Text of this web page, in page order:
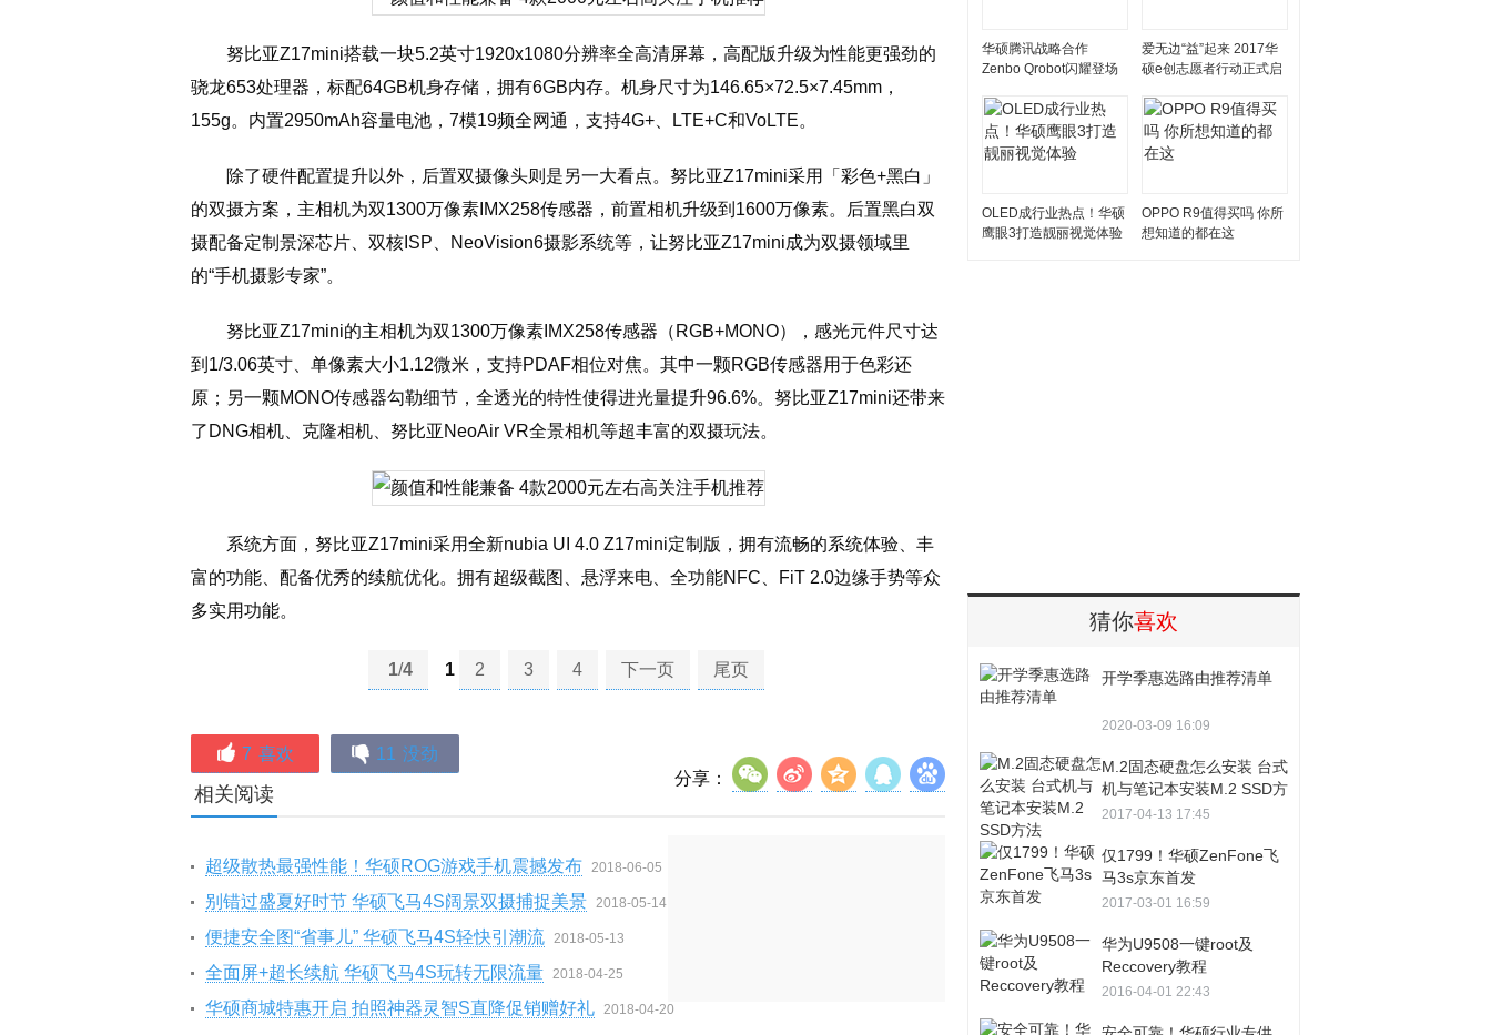
努比亚Z17mini搭载一块5.2英寸1920x1080分辨率全高清屏幕，高配版升级为性能更强劲的
骁龙653处理器，标配64GB机身存储，拥有6GB内存。机身尺寸为146.65×72.5×7.45mm，
155g。内置2950mAh容量电池，7模19频全网通，支持4G+、LTE+C和VoLTE。
除了硬件配置提升以外，后置双摄像头则是另一大看点。努比亚Z17mini采用「彩色+黑白」
的双摄方案，主相机为双1300万像素IMX258传感器，前置相机升级到1600万像素。后置黑白双
摄配备定制景深芯片、双核ISP、NeoVision6摄影系统等，让努比亚Z17mini成为双摄领域里
的“手机摄影专家”。
努比亚Z17mini的主相机为双1300万像素IMX258传感器（RGB+MONO），感光元件尺寸达
到1/3.06英寸、单像素大小1.12微米，支持PDAF相位对焦。其中一颗RGB传感器用于色彩还
原；另一颗MONO传感器勾勒细节，全透光的特性使得进光量提升96.6%。努比亚Z17mini还带来
了DNG相机、克隆相机、努比亚NeoAir VR全景相机等超丰富的双摄玩法。
系统方面，努比亚Z17mini采用全新nubia UI 4.0 Z17mini定制版，拥有流畅的系统体验、丰
富的功能、配备优秀的续航优化。拥有超级截图、悬浮来电、全功能NFC、FiT 2.0边缘手势等众
多实用功能。
1/4 1 2 3 4 下一页 尾页
分享：
7 喜欢 11 没劲
相关阅读
超级散热最强性能！华硕ROG游戏手机震撼发布 2018-06-05
别错过盛夏好时节 华硕飞马4S阔景双摄捕捉美景 2018-05-14
便捷安全图“省事儿” 华硕飞马4S轻快引潮流 2018-05-13
全面屏+超长续航 华硕飞马4S玩转无限流量 2018-04-25
华硕商城特惠开启 拍照神器灵智S直降促销赠好礼 2018-04-20
华硕腾讯战略合作
Zenbo Qrobot闪耀登场
爱无边“益”起来 2017华
硕e创志愿者行动正式启
OLED成行业热点！华硕
鹰眼3打造靓丽视觉体验
OPPO R9值得买吗 你所
想知道的都在这
猜你喜欢
开学季惠选路由推荐清单
2020-03-09 16:09
M.2固态硬盘怎么安装 台式
机与笔记本安装M.2 SSD方
法
2017-04-13 17:45
仅1799！华硕ZenFone飞
马3s京东首发
2017-03-01 16:59
华为U9508一键root及
Reccovery教程
2016-04-01 22:43